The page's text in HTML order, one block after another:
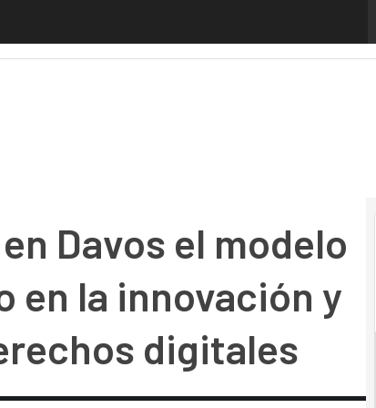
el modelo digital europeo basado en la
Davos el modelo
en la innovación y
digitales